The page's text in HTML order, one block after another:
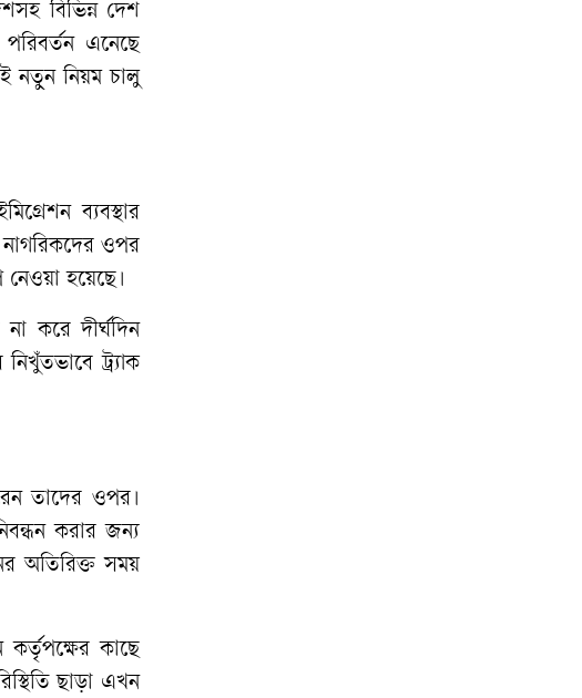
বিভিন্ন দেশ
পরিবর্তন এনেছে
নতুন নিয়ম চালু
ব্যবস্থার
নাগরিকদের ওপর
নেওয়া হয়েছে।
না করে দীর্ঘদিন
নিখুঁতভাবে ট্র্যাক
তাদের ওপর।
করার জন্য
অতিরিক্ত সময়
কর্তৃপক্ষের কাছে
ছাড়া এখন